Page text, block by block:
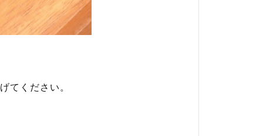
てください。